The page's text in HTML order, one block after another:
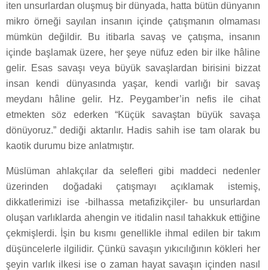
iten unsurlardan oluşmuş bir dünyada, hatta bütün dünyanın
mikro örneği sayılan insanın içinde çatışmanın olmaması
mümkün değildir. Bu itibarla savaş ve çatışma, insanın
içinde başlamak üzere, her şeye nüfuz eden bir ilke hâline
gelir. Esas savaşı veya büyük savaşlardan birisini bizzat
insan kendi dünyasında yaşar, kendi varlığı bir savaş
meydanı hâline gelir. Hz. Peygamber’in nefis ile cihat
etmekten söz ederken “Küçük savaştan büyük savaşa
dönüyoruz.” dediği aktarılır. Hadis sahih ise tam olarak bu
kaotik durumu bize anlatmıştır.
Müslüman ahlakçılar da selefleri gibi maddeci nedenler
üzerinden doğadaki çatışmayı açıklamak istemiş,
dikkatlerimizi ise -bilhassa metafizikçiler- bu unsurlardan
oluşan varlıklarda ahengin ve itidalin nasıl tahakkuk ettiğine
çekmişlerdi. İşin bu kısmı genellikle ihmal edilen bir takım
düşüncelerle ilgilidir. Çünkü savaşın yıkıcılığının kökleri her
şeyin varlık ilkesi ise o zaman hayat savaşın içinden nasıl